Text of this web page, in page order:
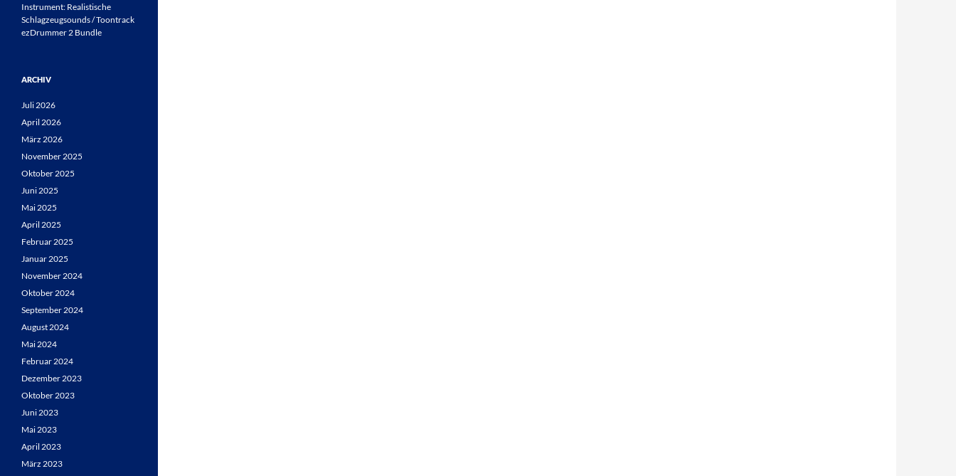
Instrument: Realistische
Schlagzeugsounds / Toontrack
ezDrummer 2 Bundle
ARCHIV
Juli 2026
April 2026
März 2026
November 2025
Oktober 2025
Juni 2025
Mai 2025
April 2025
Februar 2025
Januar 2025
November 2024
Oktober 2024
September 2024
August 2024
Mai 2024
Februar 2024
Dezember 2023
Oktober 2023
Juni 2023
Mai 2023
April 2023
März 2023